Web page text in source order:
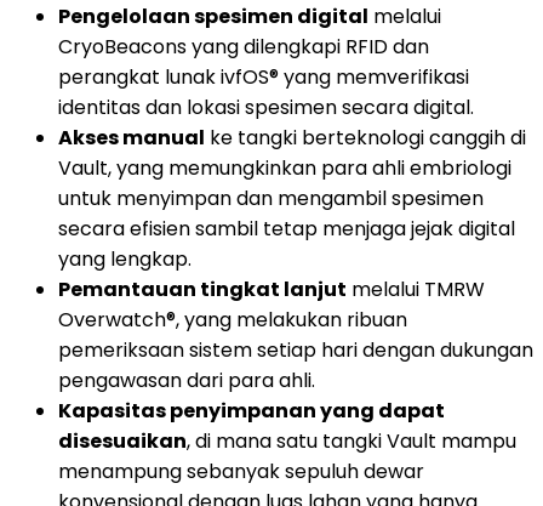
Pengelolaan spesimen digital melalui
CryoBeacons yang dilengkapi RFID dan
perangkat lunak ivfOS® yang memverifikasi
identitas dan lokasi spesimen secara digital.
Akses manual ke tangki berteknologi canggih di
Vault, yang memungkinkan para ahli embriologi
untuk menyimpan dan mengambil spesimen
secara efisien sambil tetap menjaga jejak digital
yang lengkap.
Pemantauan tingkat lanjut melalui TMRW
Overwatch®, yang melakukan ribuan
pemeriksaan sistem setiap hari dengan dukungan
pengawasan dari para ahli.
Kapasitas penyimpanan yang dapat
disesuaikan, di mana satu tangki Vault mampu
menampung sebanyak sepuluh dewar